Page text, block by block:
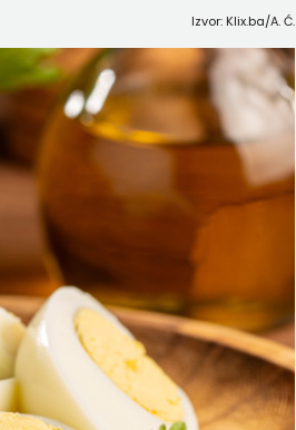
Izvor: Klix.ba/A. Ć.